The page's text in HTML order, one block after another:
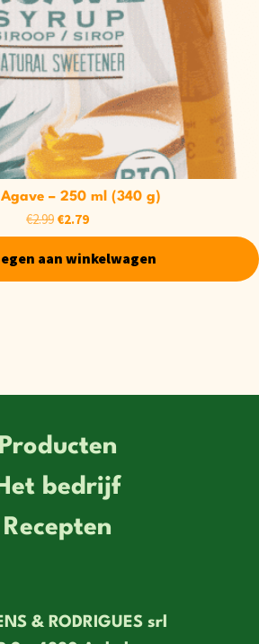
– 250 ml (340 g)
€2.99 €2.79
aan winkelwagen
Producten
bedrijf
Recepten
& RODRIGUES srl